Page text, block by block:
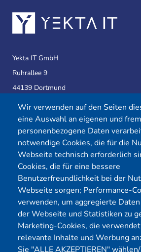
Wir verwenden auf den Seiten
eine Auswahl an eigenen und
personenbezogene Daten
notwendige Cookies, die für die
Webseite technisch erforderlich
Cookies, die für eine bessere
Benutzerfreundlichkeit bei der
Webseite sorgen; Performance-
verwenden, um aggregierte
der Webseite und Statistiken zu
Marketing-Cookies, die
relevante Inhalte und Werbung
Sie "ALLE AKZEPTIEREN"
Yekta IT GmbH
Ruhrallee 9
44139 Dortmund
Telefon:0231 39814905
E-Mail:
info@yekta-it.de
(Mo.-Fr.9-17 Uhr)
Menü
Cybersecurity
Pentest Anbieter
Pentest Kosten Rechner
Kontakt
Blog